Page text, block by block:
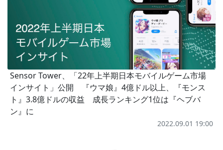
Sensor Tower、「22年上半期日本モバイルゲーム市場
インサイト」公開 『ウマ娘』4億ドル以上、『モンス
ト』3.8億ドルの収益 成長ランキング1位は『ヘブバ
ン』に
2022.09.01 19:00